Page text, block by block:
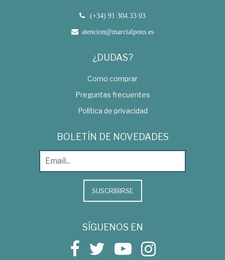
(+34) 91 304 33 03
atencion@marcialpons.es
¿DUDAS?
Como comprar
Preguntas frecuentes
Política de privacidad
BOLETÍN DE NOVEDADES
SUSCRIBIRSE
SÍGUENOS EN